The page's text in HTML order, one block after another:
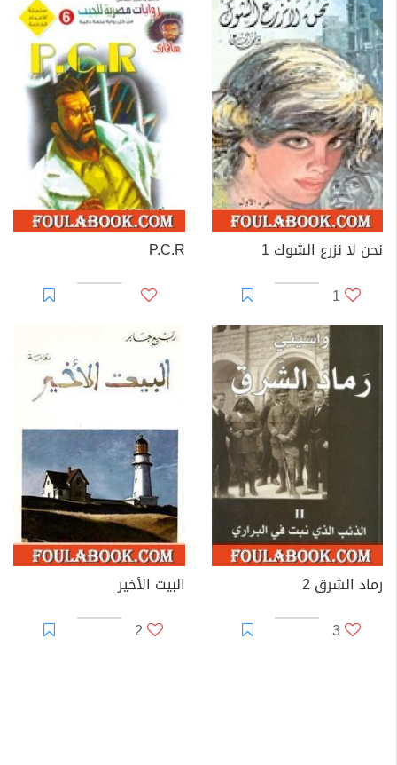
نحن لا نزرع الشوك 1
1
P.C.R
رماد الشرق 2
3
البيت الأخير
2